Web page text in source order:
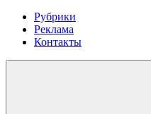
Рубрики
Реклама
Контакты